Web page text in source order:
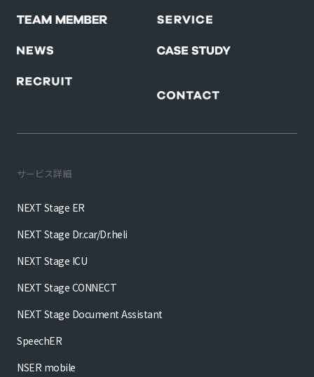
サービス詳細
NEXT Stage ER
NEXT Stage Dr.car/Dr.heli
NEXT Stage ICU
NEXT Stage CONNECT
NEXT Stage Document Assistant
SpeechER
NSER mobile